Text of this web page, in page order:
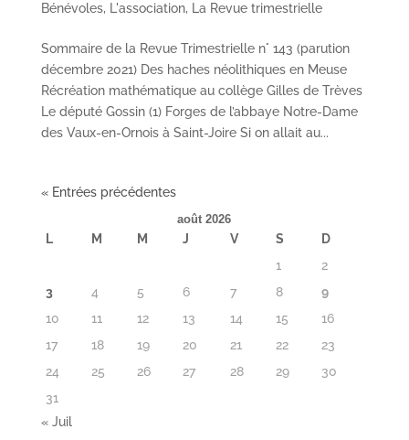
Bénévoles, L'association, La Revue trimestrielle
Sommaire de la Revue Trimestrielle n° 143 (parution
décembre 2021) Des haches néolithiques en Meuse
Récréation mathématique au collège Gilles de Trèves
Le député Gossin (1) Forges de l’abbaye Notre-Dame
des Vaux-en-Ornois à Saint-Joire Si on allait au...
« Entrées précédentes
août 2026
L M M J V S
D
1
2
3
4 5 6 7 8
9
10
11 12 13 14 15
16
17
18 19 20 21 22
23
24
25 26 27 28 29
30
31
« Juil